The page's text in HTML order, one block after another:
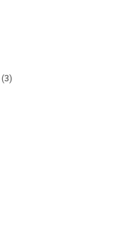
33